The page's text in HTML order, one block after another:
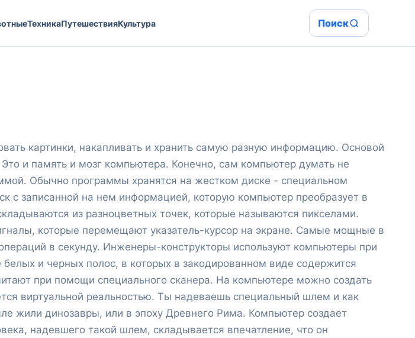
ТехникаПутешествияКультура Поиск
картинки, накапливать и хранить самую разную информацию. Основой
и память и мозг компьютера. Конечно, сам компьютер думать не
Обычно программы хранятся на жестком диске - специальном
с записанной на нем информацией, которую компьютер преобразует в
из разноцветных точек, которые называются пикселами.
которые перемещают указатель-курсор на экране. Самые мощные в
в секунду. Инженеры-конструкторы используют компьютеры при
и черных полос, в которых в закодированном виде содержится
при помощи специального сканера. На компьютере можно создать
виртуальной реальностью. Ты надеваешь специальный шлем и как
жили динозавры, или в эпоху Древнего Рима. Компьютер создает
надевшего такой шлем, складывается впечатление, что он